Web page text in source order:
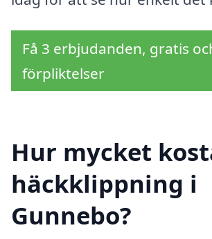
Få 3 erbjudanden, gratis
förpliktelser
Hur mycket
häckklippning i
Gunnebo?